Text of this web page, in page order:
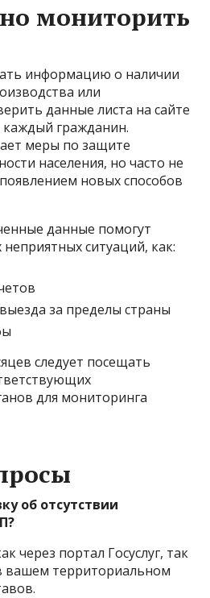
мониторить
информацию о наличии
или
данные листа на сайте
гражданин.
меры по защите
населения, но часто не
новых способов
данные помогут
ситуаций, как:
за пределы страны
следует посещать
для мониторинга
об отсутствии
через портал Госуслуг, так
вашем территориальном